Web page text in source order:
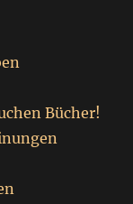
Bücher!